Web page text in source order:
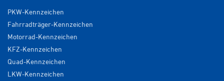
PKW-Kennzeichen
Fahrradträger-Kennzeichen
Motorrad-Kennzeichen
KFZ-Kennzeichen
Quad-Kennzeichen
LKW-Kennzeichen